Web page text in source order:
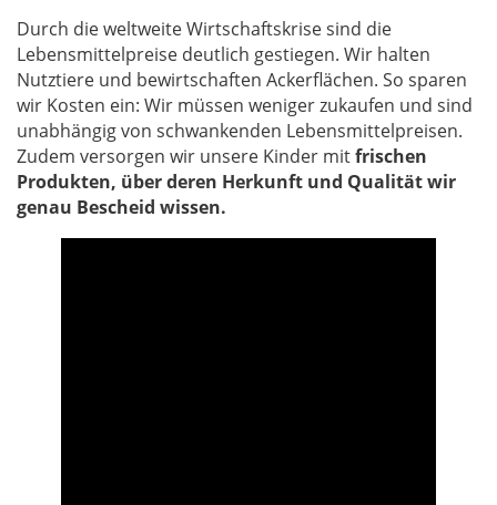
Durch die weltweite Wirtschaftskrise sind die
Lebensmittelpreise deutlich gestiegen. Wir halten
Nutztiere und bewirtschaften Ackerflächen. So sparen
wir Kosten ein: Wir müssen weniger zukaufen und sind
unabhängig von schwankenden Lebensmittelpreisen.
Zudem versorgen wir unsere Kinder mitfrischen
Produkten, über deren Herkunft und Qualität wir
genau Bescheid wissen.